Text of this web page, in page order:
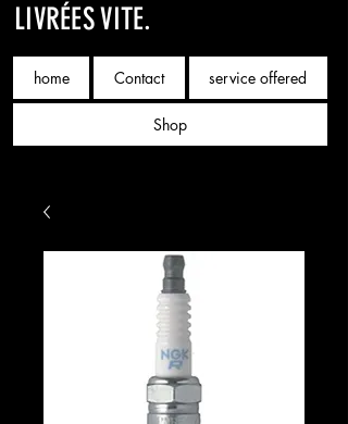
home Contact service offered
Shop
LIVRÉES VITE.